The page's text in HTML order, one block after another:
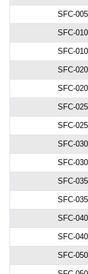
SFC-
SFC-
SFC-
SFC-
SFC-
SFC-
SFC-
SFC-
SFC-
SFC-
SFC-
SFC-
SFC-
SFC-